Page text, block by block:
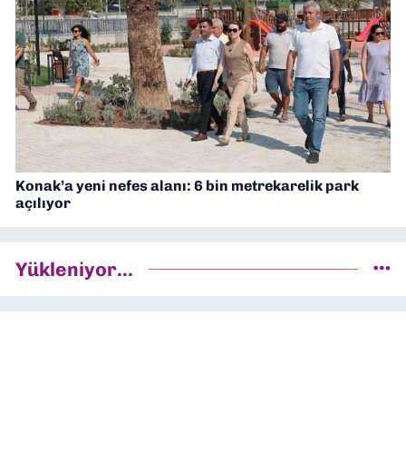
Konak’a yeni nefes alanı: 6 bin metrekarelik park
açılıyor
Yükleniyor...